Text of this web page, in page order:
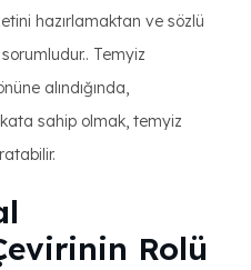
hazırlamaktan ve sözlü
Temyiz
alındığında,
sahip olmak, temyiz
Rolü